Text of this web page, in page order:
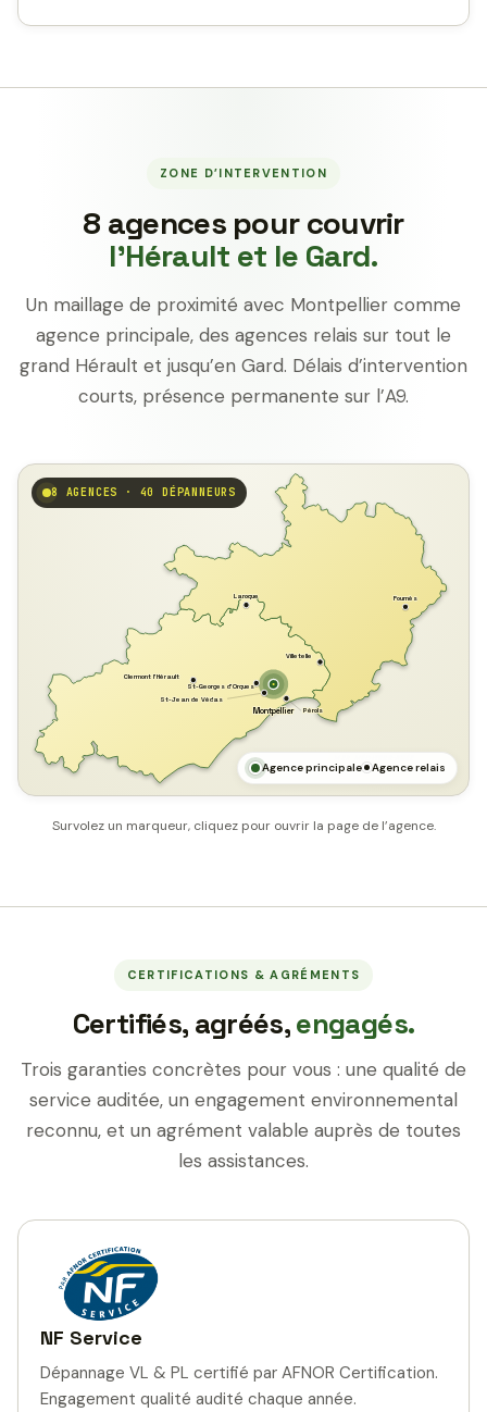
ZONE D’INTERVENTION
8 agences pour couvrir
l’Hérault et le Gard.
Un maillage de proximité avec Montpellier comme
agence principale, des agences relais sur tout le
grand Hérault et jusqu’en Gard. Délais d’intervention
courts, présence permanente sur l’A9.
Montpellier Pérols
Laroque Fournès
Villetelle
St-Georges d'Orques
Clermont l'Hérault
St-Jean de Védas
8 AGENCES · 40 DÉPANNEURS
Agence principale Agence relais
Survolez un marqueur, cliquez pour ouvrir la page de l’agence.
CERTIFICATIONS & AGRÉMENTS
Certifiés, agréés,engagés.
Trois garanties concrètes pour vous : une qualité de
service auditée, un engagement environnemental
reconnu, et un agrément valable auprès de toutes
les assistances.
NF Service
Dépannage VL & PL certifié par AFNOR Certification.
Engagement qualité audité chaque année.